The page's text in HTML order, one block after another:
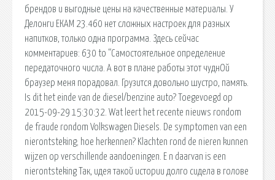
брендов и выгодные цены на качественные материалы. У
Делонги ЕКАМ 23.460 нет сложных настроек для разных
напитков, только одна программа. Здесь сейчас
комментариев: 630 to “Самостоятельное определение
передаточного числа. А вот в плане работы этот чуднОй
браузер меня порадовал. Грузится довольно шустро, память.
Is dit het einde van de diesel/benzine auto? Toegevoegd op
2015-09-29 15:30:32. Wat leert het recente nieuws rondom
de fraude rondom Volkswagen Diesels. De symptomen van een
nierontsteking; hoe herkennen? Klachten rond de nieren kunnen
wijzen op verschillende aandoeningen. E n daarvan is een
nierontsteking Так, идея такой истории долго сидела в голове